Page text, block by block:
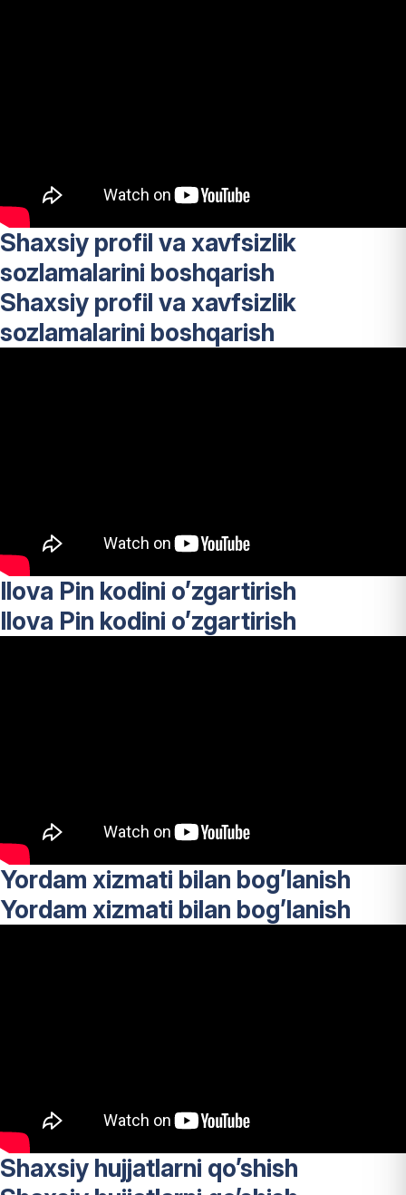
Shaxsiy profil va xavfsizlik
sozlamalarini boshqarish
Shaxsiy profil va xavfsizlik
sozlamalarini boshqarish
Ilova Pin kodini o’zgartirish
Ilova Pin kodini o’zgartirish
Yordam xizmati bilan bog’lanish
Yordam xizmati bilan bog’lanish
Shaxsiy hujjatlarni qo’shish